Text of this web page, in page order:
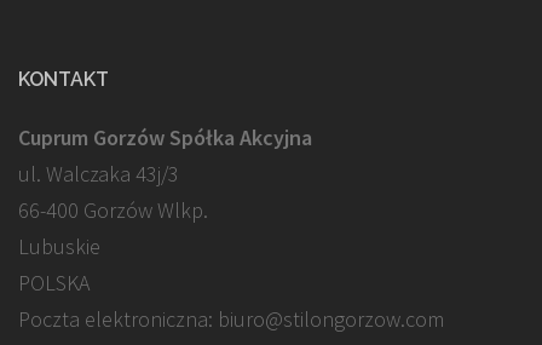
KONTAKT
Cuprum Gorzów Spółka Akcyjna
ul. Walczaka 43j/3
66-400 Gorzów Wlkp.
Lubuskie
POLSKA
Poczta elektroniczna: biuro@stilongorzow.com